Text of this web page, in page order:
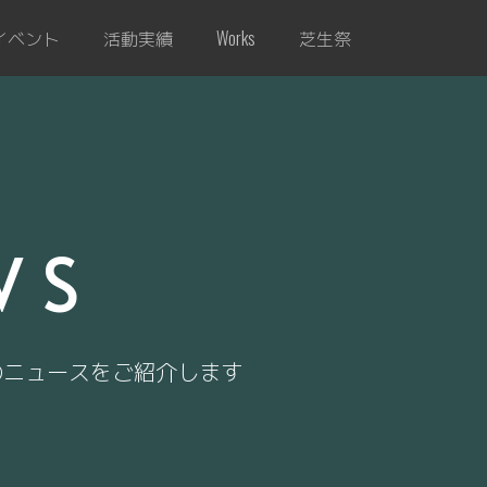
ベント 活動実績 Works 芝生祭
ュースをご紹介します